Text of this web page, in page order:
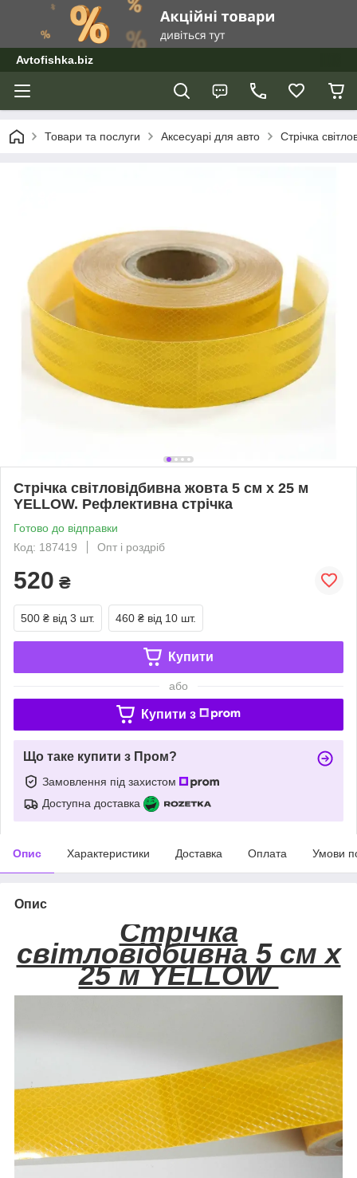
Avtofishka.biz
Товари та послуги Аксесуарі для авто Стрічка
Стрічка світловідбивна жовта 5 см х 25 м
YELLOW. Рефлективна стрічка
Готово до відправки
Код: 187419
Опт і роздріб
520 ₴
500 ₴ від 3 шт. 460 ₴ від 10 шт.
Купити
або
Купити з
Що таке купити з Пром?
Замовлення під захистом
Доступна доставка
Опис Характеристики Доставка Оплата Умови
Опис
Стрічка
світловідбивна 5 см х
25 м YELLOW